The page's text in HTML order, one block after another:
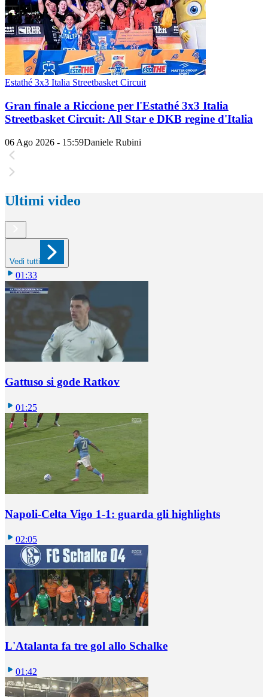
Estathé 3x3 Italia Streetbasket Circuit
Gran finale a Riccione per l'Estathé 3x3 Italia
Streetbasket Circuit: All Star e DKB regine d'Italia
06 Ago 2026 - 15:59Daniele Rubini
Ultimi video
Vedi tutti
01:33
Gattuso si gode Ratkov
01:25
Napoli-Celta Vigo 1-1: guarda gli highlights
02:05
L'Atalanta fa tre gol allo Schalke
01:42